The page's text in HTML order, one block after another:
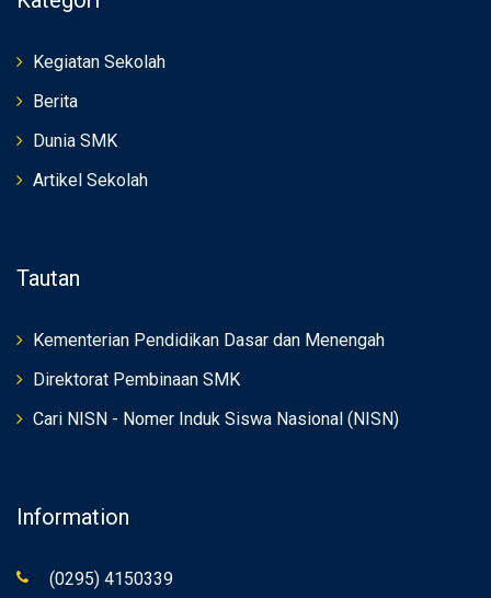
Kegiatan Sekolah
Berita
Dunia SMK
Artikel Sekolah
Tautan
Kementerian Pendidikan Dasar dan Menengah
Direktorat Pembinaan SMK
Cari NISN - Nomer Induk Siswa Nasional (NISN)
Information
(0295) 4150339